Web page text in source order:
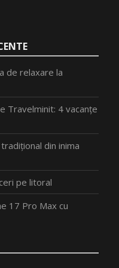
de relaxare la
Travelminit: 4 vacanțe
din inima
pe litoral
17 Pro Max cu